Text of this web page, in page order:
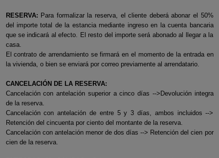
RESERVA: Para formalizar la reserva, el cliente deberá abonar el 50%
del importe total de la estancia mediante ingreso en la cuenta bancaria
que se indicará al efecto. El resto del importe será abonado al llegar a la
casa.
El contrato de arrendamiento se firmará en el momento de la entrada en
la vivienda, o bien se enviará por correo previamente al arrendatario.
CANCELACIÓN DE LA RESERVA:
Cancelación con antelación superior a cinco días -->Devolución integra
de la reserva.
Cancelación con antelación de entre 5 y 3 días, ambos incluidos -->
Retención del cincuenta por ciento del montante de la reserva.
Cancelación con antelación menor de dos días --> Retención del cien por
cien de la reserva.